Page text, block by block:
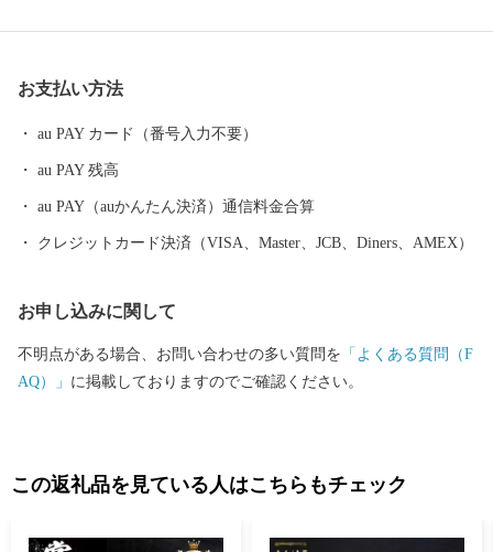
速鉄道「つくばエクスプレス」が走り、みらい平駅から東京秋葉
備され、新しいまちづくり進んでいます。 また、市内には首都圏
内で唯一、時代劇のロケが出来る施設である「ワープステーショ
ン江戸」をはじめ、関東三大不動尊である「板橋不動尊」や茨城
ど、多くの観光名所があります。 ぜひ魅力あふれる当市まで実際
お支払い方法
au PAY カード（番号入力不要）
au PAY 残高
au PAY（auかんたん決済）通信料金合算
クレジットカード決済（VISA、Master、JCB、Diners、AMEX）
お申し込みに関して
不明点がある場合、お問い合わせの多い質問を 「よくある質問（F
AQ）」 に掲載しておりますのでご確認ください。
この返礼品を見ている人はこちらもチェック